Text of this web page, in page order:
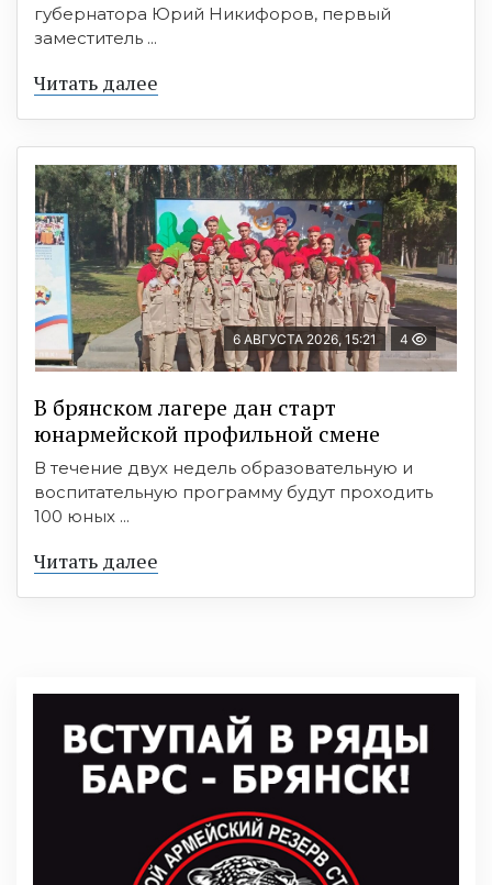
губернатора Юрий Никифоров, первый
заместитель ...
Читать далее
6 АВГУСТА 2026, 15:21 4
В брянском лагере дан старт
юнармейской профильной смене
В течение двух недель образовательную и
воспитательную программу будут проходить
100 юных ...
Читать далее